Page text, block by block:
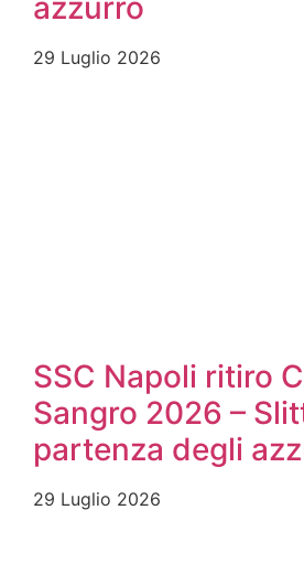
azzurro
29 Luglio 2026
SSC Napoli ritiro
Sangro 2026 –
partenza degli
29 Luglio 2026